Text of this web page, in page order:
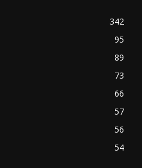
342
95
89
73
66
57
56
54